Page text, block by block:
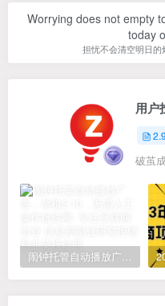
Worrying does not empty
today
担忧不会清空明日
用户
破茧
闹钟托管自动播放广告，单机5-10，无需人工操作